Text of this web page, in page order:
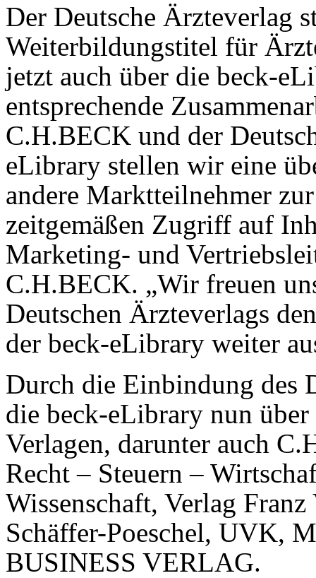
Der Deutsche Ärzteverlag
Weiterbildungstitel für
jetzt auch über die beck-
entsprechende
C.H.BECK und der
eLibrary stellen wir eine
andere Marktteilnehmer
zeitgemäßen Zugriff auf
Marketing- und
C.H.BECK. „Wir freuen
Deutschen Ärzteverlags
der beck-eLibrary weiter
Durch die Einbindung des
die beck-eLibrary nun
Verlagen, darunter auch
Recht – Steuern –
Wissenschaft, Verlag
Schäffer-Poeschel, UVK,
BUSINESS VERLAG.